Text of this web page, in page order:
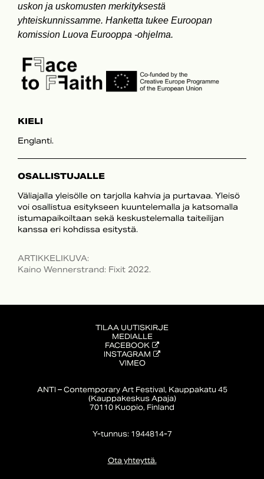
uskon ja uskomusten merkityksestä
yhteiskunnissamme. Hanketta tukee Euroopan
komission Luova Eurooppa -ohjelma.
KIELI
Englanti.
OSALLISTUJALLE
Väliajalla yleisölle on tarjolla kahvia ja purtavaa. Yleisö
voi osallistua esitykseen kuuntelemalla ja katsomalla
istumapaikoiltaan sekä keskustelemalla taiteilijan
kanssa eri kohdissa esitystä.
ARTIKKELIKUVA:
Kaino Wennerstrand: Fixit 2022.
TILAA UUTISKIRJE
MEDIALLE
FACEBOOK
INSTAGRAM
VIMEO
ANTI – Contemporary Art Festival, Kauppakatu 45
(Kauppakeskus Apaja)
70110 Kuopio, Finland
Y-tunnus: 1944814-7
Ota yhteyttä.